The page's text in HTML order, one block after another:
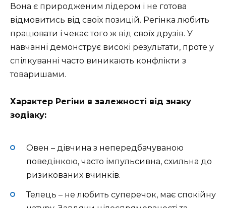
Вона є природженим лідером і не готова
відмовитись від своїх позицій. Регінка любить
працювати і чекає того ж від своїх друзів. У
навчанні демонструє високі результати, проте у
спілкуванні часто виникають конфлікти з
товаришами.
Характер Регіни в залежності від знаку
зодіаку:
Овен – дівчина з непередбачуваною
поведінкою, часто імпульсивна, схильна до
ризикованих вчинків.
Телець – не любить суперечок, має спокійну